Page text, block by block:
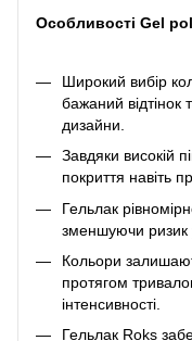
Особливості Gel
Широкий вибір
бажаний відтінок
дизайни.
Завдяки високій
покриття навіть
Гельлак
зменшуючи ризик
Кольори
протягом
інтенсивності.
Гельлак Roks